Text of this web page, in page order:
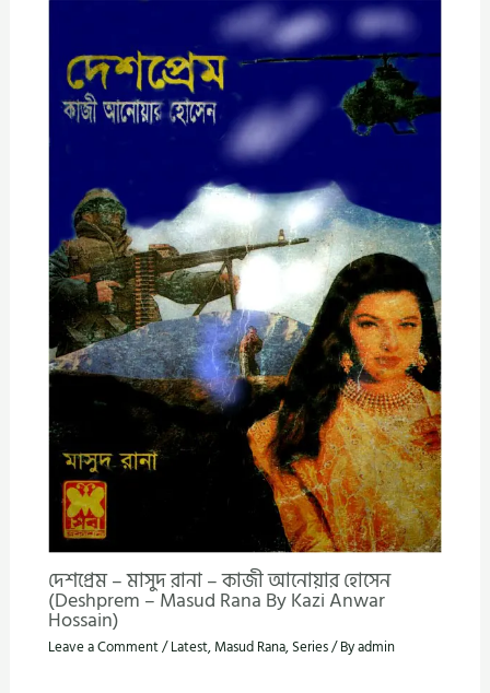
দেশপ্রেম – মাসুদ রানা – কাজী আনোয়ার হোসেন
(Deshprem – Masud Rana By Kazi Anwar
Hossain)
Leave a Comment/Latest, Masud Rana, Series/ Byadmin